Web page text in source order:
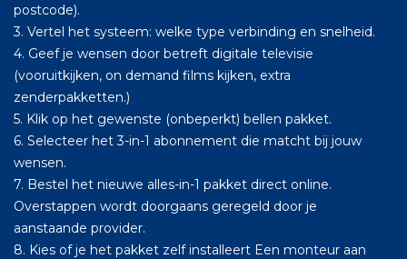
postcode).
3. Vertel het systeem: welke type verbinding en snelheid.
4. Geef je wensen door betreft digitale televisie
(vooruitkijken, on demand films kijken, extra
zenderpakketten.)
5. Klik op het gewenste (onbeperkt) bellen pakket.
6. Selecteer het 3-in-1 abonnement die matcht bij jouw
wensen.
7. Bestel het nieuwe alles-in-1 pakket direct online.
Overstappen wordt doorgaans geregeld door je
aanstaande provider.
8. Kies of je het pakket zelf installeert Een monteur aan